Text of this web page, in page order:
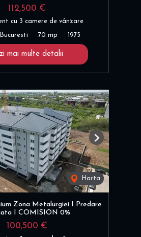
112,500 €
cu 3 camere de vânzare
70 mp 1975
mai multe detalii
Harta
Next
Zona Metalurgiei I Predare
I COMISION 0%
100,500 €